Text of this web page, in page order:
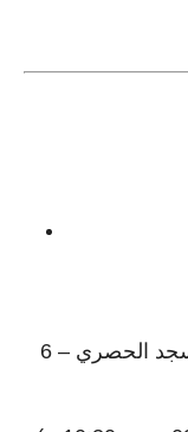
العنوان: ميدان الحصري – بجوار مسجد الحصري – 6